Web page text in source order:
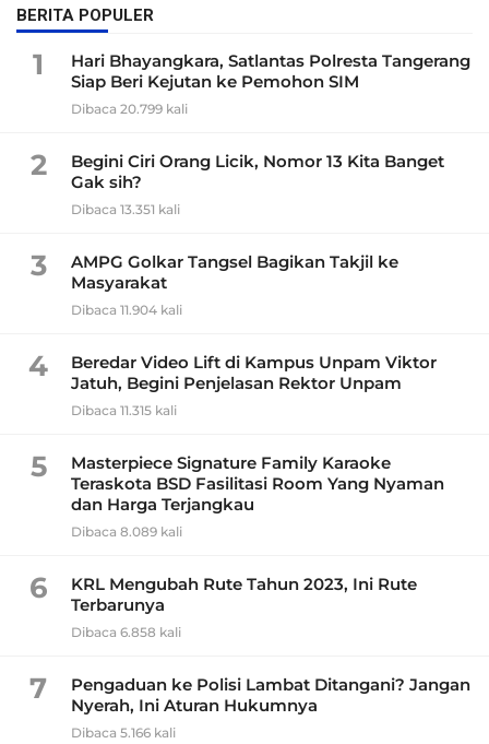
BERITA POPULER
1
Hari Bhayangkara, Satlantas Polresta Tangerang
Siap Beri Kejutan ke Pemohon SIM
Dibaca 20.799 kali
2
Begini Ciri Orang Licik, Nomor 13 Kita Banget
Gak sih?
Dibaca 13.351 kali
3
AMPG Golkar Tangsel Bagikan Takjil ke
Masyarakat
Dibaca 11.904 kali
4
Beredar Video Lift di Kampus Unpam Viktor
Jatuh, Begini Penjelasan Rektor Unpam
Dibaca 11.315 kali
5
Masterpiece Signature Family Karaoke
Teraskota BSD Fasilitasi Room Yang Nyaman
dan Harga Terjangkau
Dibaca 8.089 kali
6
KRL Mengubah Rute Tahun 2023, Ini Rute
Terbarunya
Dibaca 6.858 kali
7
Pengaduan ke Polisi Lambat Ditangani? Jangan
Nyerah, Ini Aturan Hukumnya
Dibaca 5.166 kali